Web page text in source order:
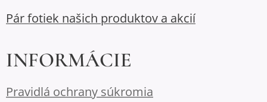
Pár fotiek našich produktov a akcií
INFORMÁCIE
Pravidlá ochrany súkromia